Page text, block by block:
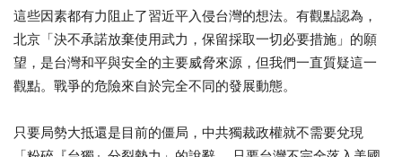
這些因素都有力阻止了習近平入侵台灣的想法。有觀點認為，
北京「決不承諾放棄使用武力，保留採取一切必要措施」的願
望，是台灣和平與安全的主要威脅來源，但我們一直質疑這一
觀點。戰爭的危險來自於完全不同的發展動態。
只要局勢大抵還是目前的僵局，中共獨裁政權就不需要兌現